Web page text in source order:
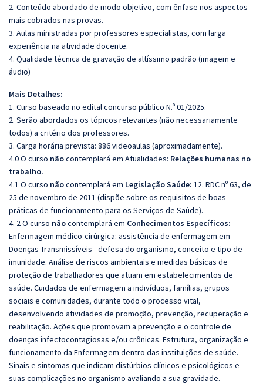
2. Conteúdo abordado de modo objetivo, com ênfase nos aspectos
mais cobrados nas provas.
3. Aulas ministradas por professores especialistas, com larga
experiência na atividade docente.
4. Qualidade técnica de gravação de altíssimo padrão (imagem e
áudio)
Mais Detalhes:
1. Curso baseado no edital concurso público N.º 01/2025.
2. Serão abordados os tópicos relevantes (não necessariamente
todos) a critério dos professores.
3. Carga horária prevista: 886 videoaulas (aproximadamente).
4.0 O curso nãocontemplará em Atualidades: Relações humanas no
trabalho.
4.1 O curso nãocontemplará em Legislação Saúde: 12. RDC nº 63, de
25 de novembro de 2011 (dispõe sobre os requisitos de boas
práticas de funcionamento para os Serviços de Saúde).
4. 2 O curso nãocontemplará em Conhecimentos Específicos:
Enfermagem médico-cirúrgica: assistência de enfermagem em
Doenças Transmissíveis - defesa do organismo, conceito e tipo de
imunidade. Análise de riscos ambientais e medidas básicas de
proteção de trabalhadores que atuam em estabelecimentos de
saúde. Cuidados de enfermagem a indivíduos, famílias, grupos
sociais e comunidades, durante todo o processo vital,
desenvolvendo atividades de promoção, prevenção, recuperação e
reabilitação. Ações que promovam a prevenção e o controle de
doenças infectocontagiosas e/ou crônicas. Estrutura, organização e
funcionamento da Enfermagem dentro das instituições de saúde.
Sinais e sintomas que indicam distúrbios clínicos e psicológicos e
suas complicações no organismo avaliando a sua gravidade.